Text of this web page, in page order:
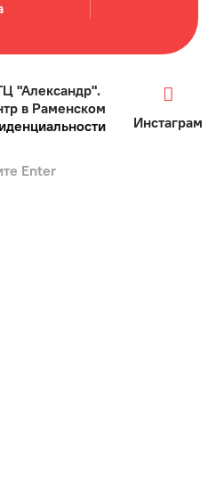
"Александр".
в Раменском
Инстаграм